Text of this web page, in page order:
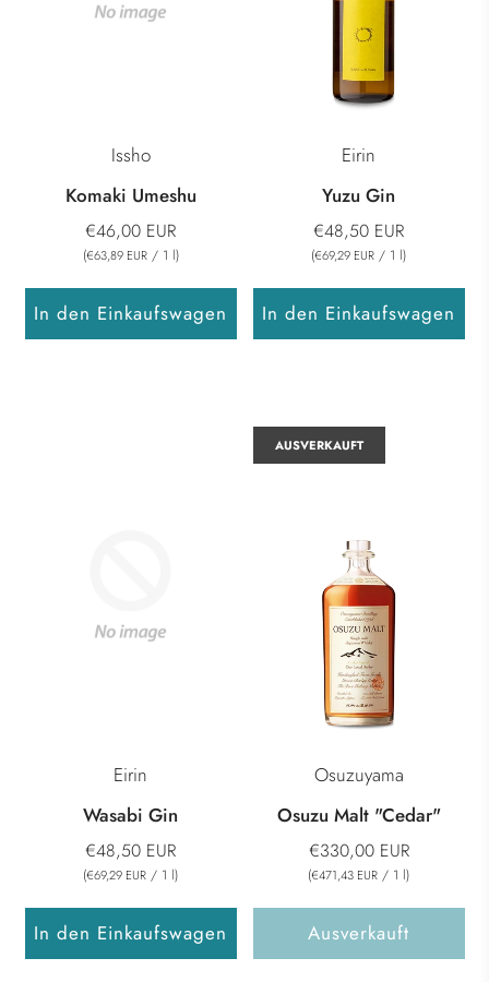
Issho
Komaki Umeshu
€46,00 EUR
(€63,89 EUR / 1 l)
In den Einkaufswagen
Eirin
Yuzu Gin
€48,50 EUR
(€69,29 EUR / 1 l)
In den Einkaufswagen
Eirin
Wasabi Gin
€48,50 EUR
(€69,29 EUR / 1 l)
In den Einkaufswagen
Osuzuyama
Osuzu Malt "Cedar"
€330,00 EUR
(€471,43 EUR / 1 l)
Ausverkauft
AUSVERKAUFT